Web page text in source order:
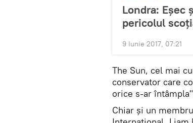
Londra: Eșec
pericolul
9 Iunie 2017, 07:21
The Sun, cel mai
conservator care
orice s-ar
Chiar și un